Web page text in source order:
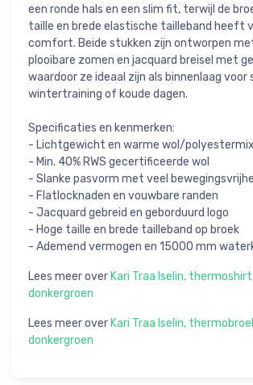
een ronde hals en een slim fit, terwijl de
taille en brede elastische tailleband heeft
comfort. Beide stukken zijn ontworpen
plooibare zomen en jacquard breisel met
waardoor ze ideaal zijn als binnenlaag voor
wintertraining of koude dagen.
Specificaties en kenmerken:
- Lichtgewicht en warme wol/polyestermix
- Min. 40% RWS gecertificeerde wol
- Slanke pasvorm met veel
- Flatlocknaden en vouwbare randen
- Jacquard gebreid en geborduurd logo
- Hoge taille en brede tailleband op broek
- Ademend vermogen en 15000 mm
Lees meer over Kari Traa Iselin,
donkergroen
Lees meer over Kari Traa Iselin,
donkergroen